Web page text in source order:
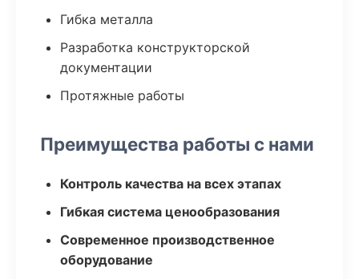
Гибка металла
Разработка конструкторской
документации
Протяжные работы
Преимущества работы с нами
Контроль качества на всех этапах
Гибкая система ценообразования
Современное производственное
оборудование